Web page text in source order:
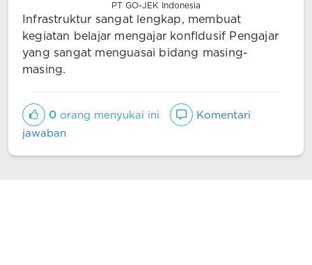
PT GO-JEK Indonesia
Infrastruktur sangat lengkap, membuat
kegiatan belajar mengajar konfldusif Pengajar
yang sangat menguasai bidang masing-
masing.
0 orang menyukai ini
Komentari
jawaban